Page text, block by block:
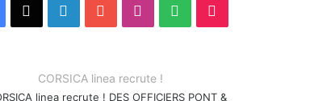
Facebook LinkedinYouTubeInstagram
Spotify
CORSICA linea recrute !